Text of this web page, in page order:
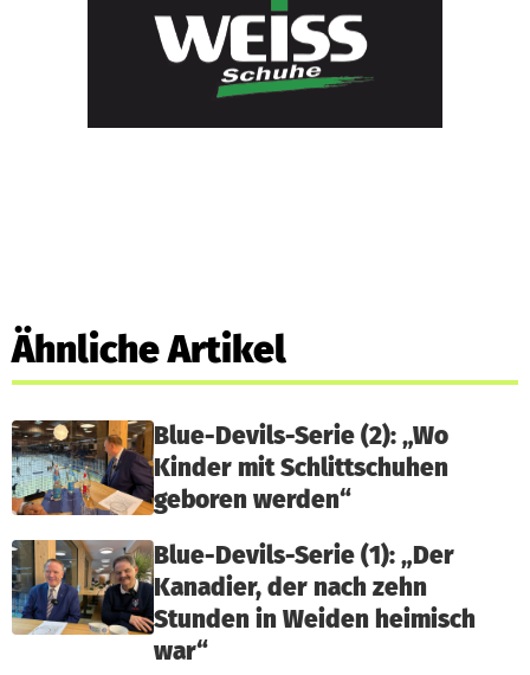
Ähnliche Artikel
Blue-Devils-Serie (2): „Wo
Kinder mit Schlittschuhen
geboren werden“
Blue-Devils-Serie (1): „Der
Kanadier, der nach zehn
Stunden in Weiden heimisch
war“